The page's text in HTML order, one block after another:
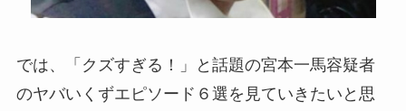
では、「クズすぎる！」と話題の宮本一馬容疑者
のヤバいくずエピソード６選を見ていきたいと思